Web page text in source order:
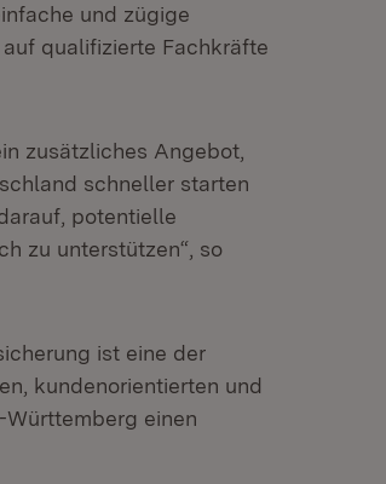
und zügige
qualifizierte Fachkräfte
zusätzliches Angebot,
schneller starten
potentielle
zu unterstützen“, so
ist eine der
kundenorientierten und
einen